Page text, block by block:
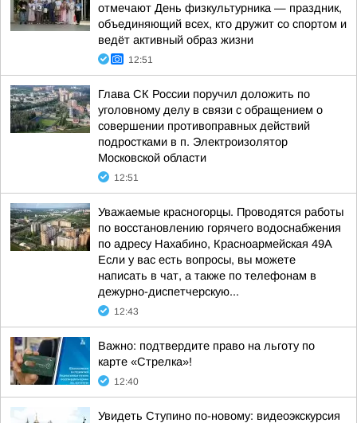
отмечают День физкультурника — праздник,
объединяющий всех, кто дружит со спортом и
ведёт активный образ жизни
12:51
Глава СК России поручил доложить по
уголовному делу в связи с обращением о
совершении противоправных действий
подростками в п. Электроизолятор
Московской области
12:51
Уважаемые красногорцы. Проводятся работы
по восстановлению горячего водоснабжения
по адресу Нахабино, Красноармейская 49А
Если у вас есть вопросы, вы можете
написать в чат, а также по телефонам в
дежурно-диспетчерскую...
12:43
Важно: подтвердите право на льготу по
карте «Стрелка»!
12:40
Увидеть Ступино по-новому: видеоэкскурсия